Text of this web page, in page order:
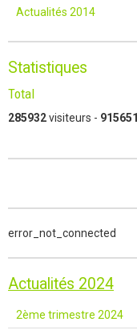
Actualités 2014
Statistiques
Total
285932visiteurs - 915651
error_not_connected
Actualités 2024
2ème trimestre 2024